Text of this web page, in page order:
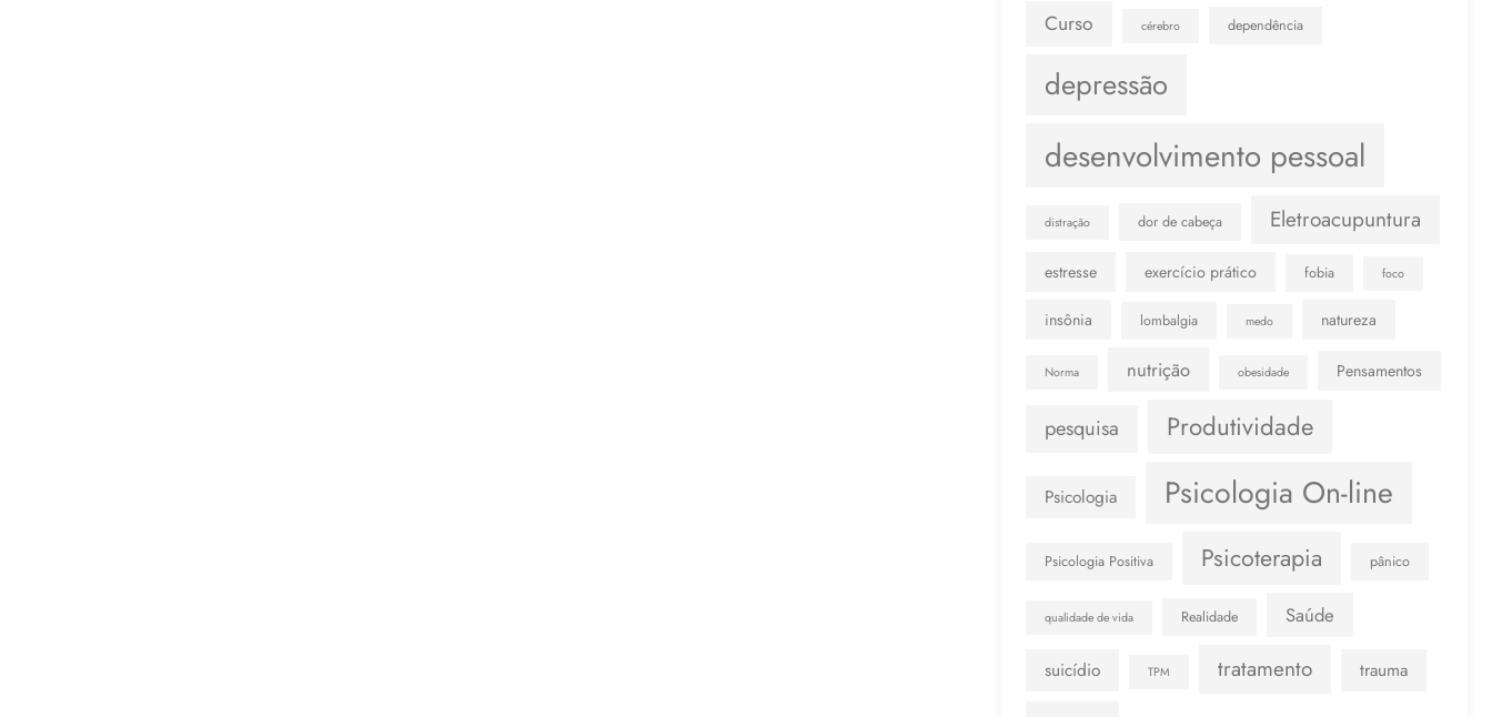
Curso cérebro dependência
depressão
desenvolvimento pessoal
distração dor de cabeça Eletroacupuntura
estresse exercício prático fobia foco
insônia lombalgia medo natureza
Norma nutrição obesidade Pensamentos
pesquisa Produtividade
Psicologia Psicologia On-line
Psicologia Positiva Psicoterapia pânico
qualidade de vida Realidade Saúde
suicídio TPM tratamento trauma